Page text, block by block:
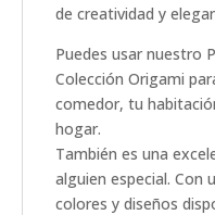
de creatividad y
Puedes usar nuestro
Colección Origami
comedor, tu
hogar.
También es una
alguien especial. Con
colores y diseños